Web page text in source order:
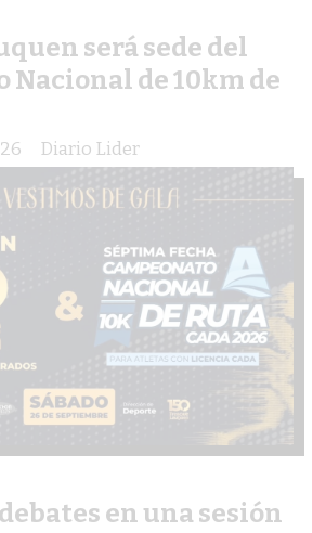
será sede del
Nacional de 10km de
Diario Lider
en una sesión